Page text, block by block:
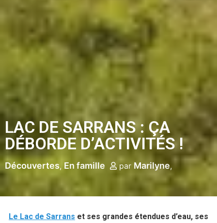
LAC DE SARRANS : ÇA
DÉBORDE D’ACTIVITÉS !
Découvertes En famille par Marilyne
Le Lac de Sarrans et ses grandes étendues d’eau, ses